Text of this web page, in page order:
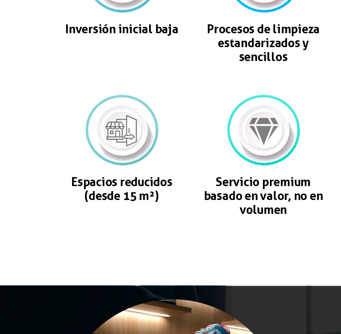
Inversión inicial baja
Procesos de limpieza
estandarizados y
sencillos
Espacios reducidos
(desde 15 m²)
Servicio premium
basado en valor, no en
volumen